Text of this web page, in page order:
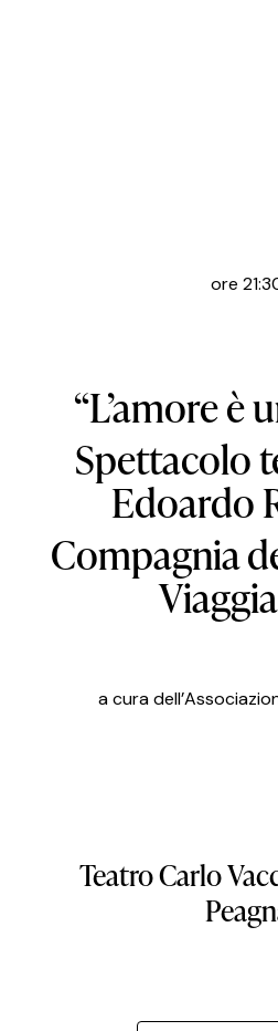
ore
“L’amore è
Spettacolo
Edoardo
Compagnia
a cura
TeatroCarlo